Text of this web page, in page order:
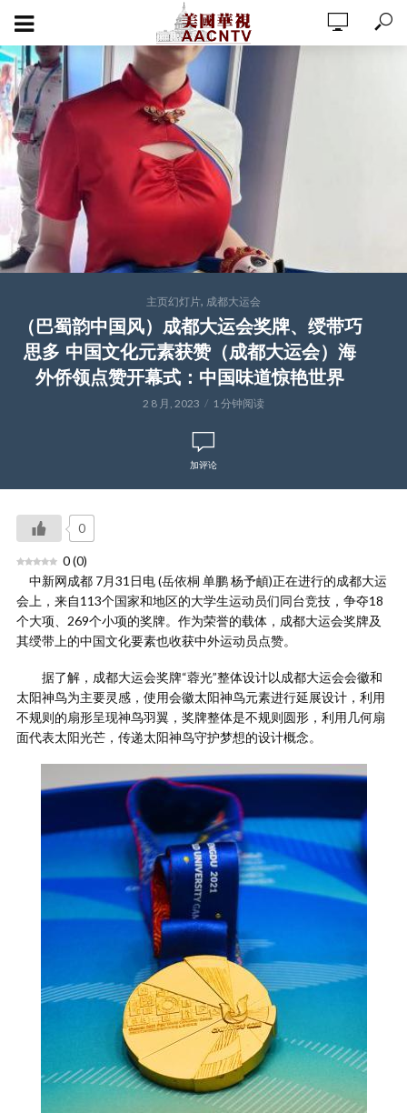
主页幻灯片, 成都大运会
（巴蜀韵中国风）成都大运会奖牌、绶带巧
思多 中国文化元素获赞（成都大运会）海
外侨领点赞开幕式：中国味道惊艳世界
2 8 月, 2023 1 分钟阅读
加评论
0
0(0)
中新网成都 7月31日电 (岳依桐 单鹏 杨予頔)正在进行的成都大运
会上，来自113个国家和地区的大学生运动员们同台竞技，争夺18
个大项、269个小项的奖牌。作为荣誉的载体，成都大运会奖牌及
其绶带上的中国文化要素也收获中外运动员点赞。
据了解，成都大运会奖牌“蓉光”整体设计以成都大运会会徽和
太阳神鸟为主要灵感，使用会徽太阳神鸟元素进行延展设计，利用
不规则的扇形呈现神鸟羽翼，奖牌整体是不规则圆形，利用几何扇
面代表太阳光芒，传递太阳神鸟守护梦想的设计概念。